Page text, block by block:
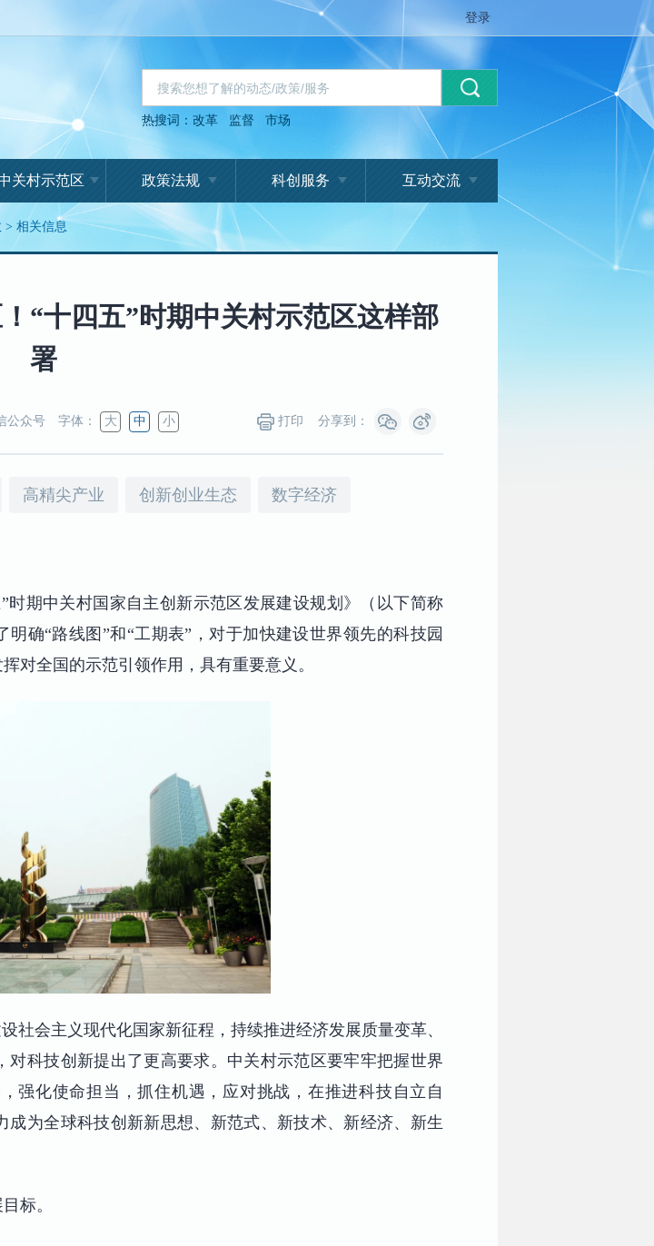
登录
热搜词：改革 监督 市场
关村示范区 政策法规 科创服务 互动交流
> 相关信息
“十四五”时期中关村示范区这样部
署
公众号 字体： 大 中 小 打印 分享到：
高精尖产业 创新创业生态 数字经济
时期中关村国家自主创新示范区发展建设规划》（以下简称
明确“路线图”和“工期表”，对于加快建设世界领先的科技园
对全国的示范引领作用，具有重要意义。
社会主义现代化国家新征程，持续推进经济发展质量变革、
科技创新提出了更高要求。中关村示范区要牢牢把握世界
强化使命担当，抓住机遇，应对挑战，在推进科技自立自
为全球科技创新新思想、新范式、新技术、新经济、新生
标。